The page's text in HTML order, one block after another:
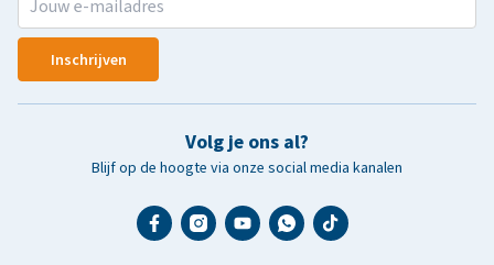
Inschrijven
Volg je ons al?
Blijf op de hoogte via onze social media kanalen